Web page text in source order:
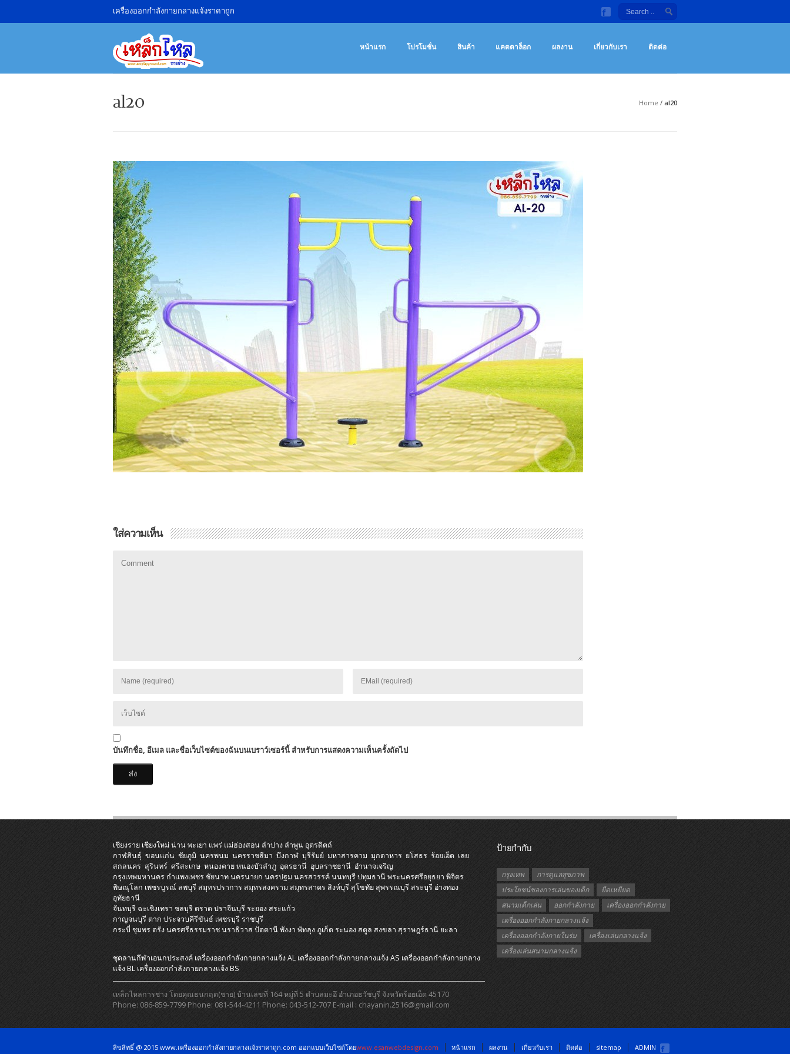
เครื่องออกกำลังกายกลางแจ้งราคาถูก
เครื่องออกกําลังกายกลางแจ้ง จักรยานออกกําลังกาย เครื่องซิทอัพ ราคาถูก
จําหน่ายเครื่องออกกําลังกายกลางแจ้ง เครื่องซิทอัพ จักรยานออกกําลังกาย เครื่องออกกำลังกายราค
หน้าแรก โปรโมชั่น สินค้า แคตตาล็อก ผลงาน เกี่ยวกับเรา ติดต่อ
al20 Home / al20
ใส่ความเห็น
บันทึกชื่อ, อีเมล และชื่อเว็บไซต์ของฉันบนเบราว์เซอร์นี้ สำหรับการแสดงความเห็นครั้งถัดไป
เชียงราย เชียงใหม่ น่านพะเยา แพร่ แม่ฮ่องสอน ลำปาง ลำพูน อุตรดิตถ์
กาฬสินธุ์ ขอนแก่น ชัยภูมิ นครพนม นครราชสีมา บึงกาฬ บุรีรัมย์ มหาสารคาม มุกดาหาร ยโสธร ร้อยเอ็ด เลย
สกลนคร สุรินทร์ ศรีสะเกษ หนองคายหนองบัวลำภู อุดรธานี อุบลราชธานี อำนาจเจริญ
กรุงเทพมหานครกำแพงเพชรชัยนาทนครนายก นครปฐม นครสวรรค์นนทบุรีปทุมธานีพระนครศรีอยุธยา พิจิตร
พิษณุโลก เพชรบูรณ์ ลพบุรีสมุทรปราการ สมุทรสงคราม สมุทรสาคร สิงห์บุรีสุโขทัย สุพรรณบุรี สระบุรี อ่างทอง
อุทัยธานี
จันทบุรี ฉะเชิงเทรา ชลบุรี ตราดปราจีนบุรีระยอง สระแก้ว
กาญจนบุรี ตาก ประจวบคีรีขันธ์ เพชรบุรีราชบุรี
กระบี่ ชุมพร ตรังนครศรีธรรมราชนราธิวาส ปัตตานีพังงา พัทลุงภูเก็ตระนอง สตูล สงขลา สุราษฎร์ธานี ยะลา
ชุดลานกีฬาเอนกประสงค์ เครื่องออกกําลังกายกลางแจ้ง AL เครื่องออกกําลังกายกลางแจ้ง AS เครื่องออกกําลังกายกลาง
แจ้ง BL เครื่องออกกําลังกายกลางแจ้ง BS
เหล็กไหลการช่าง โดยคุณธนกฤต(ชาย) บ้านเลขที่ 164 หมู่ที่ 5 ตำบลมะอึ อำเภอธวัชบุรี จังหวัดร้อยเอ็ด 45170
Phone: 086-859-7799 Phone: 081-544-4211 Phone: 043-512-707 E-mail : chayanin.2516@gmail.com
ป้ายกำกับ
กรุงเทพ
การดูแลสุขภาพ
ประโยชน์ของการเล่นของเด็ก
ยืดเหยียด
สนามเด็กเล่น
ออกกำลังกาย
เครื่องออกกำลังกาย
เครื่องออกกำลังกายกลางแจ้ง
เครื่องออกกำลังกายในร่ม
เครื่องเล่นกลางแจ้ง
เครื่องเล่นสนามกลางแจ้ง
ลิขสิทธิ์ @ 2015 www.เครื่องออกกำลังกายกลางแจ้งราคาถูก.com ออกแบบเว็บไซต์โดยwww.esanwebdesign.com หน้าแรก ผลงาน เกี่ยวกับเรา ติดต่อ sitemap ADMIN